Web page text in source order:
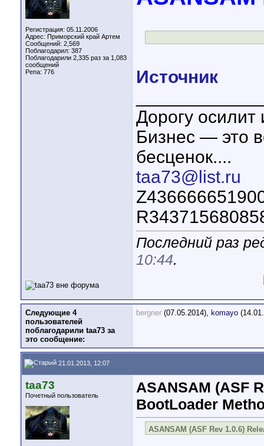
Регистрация: 05.11.2006
Адрес: Приморский край Артем
Сообщений: 2,569
Поблагодарил: 387
Поблагодарили 2,335 раз за 1,083
сообщений
Репа: 776
Источник
Дорогу
Бизнес — это
бесценок....
taa73@list.ru
Последний раз
10:44.
Следующие 4
пользователей
поблагодарили taa73 за
это сообщение:
bergner (07.05.2014), komayo
21.01.2013, 12:07
taa73
Почетный пользователь
ASANSAM (ASF
BootLoader
ASANSAM (ASF Rev 1.0.6)